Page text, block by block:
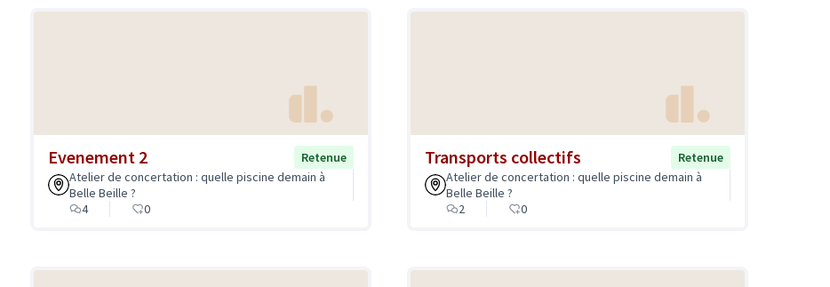
Evenement 2
Retenue
Atelier de concertation : quelle piscine demain à
Belle Beille ?
4
0
Transports collectifs
Retenue
Atelier de concertation : quelle piscine demain à
Belle Beille ?
2
0